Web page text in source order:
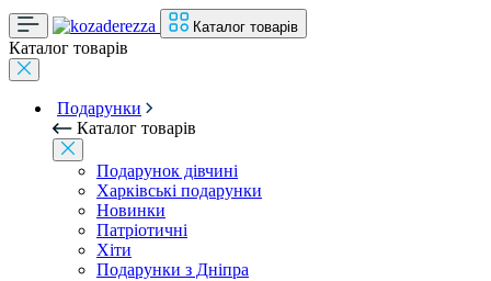
Каталог товарів
Каталог товарів
Подарунки
Каталог товарів
Подарунок дівчині
Харківські подарунки
Новинки
Патріотичні
Хіти
Подарунки з Дніпра